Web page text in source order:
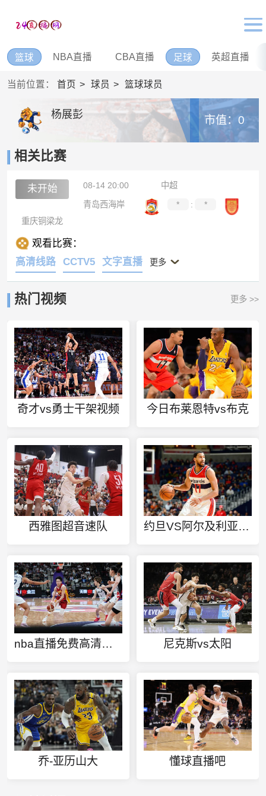
篮球 NBA直播 CBA直播 足球 英超直播
当前位置： 首页 球员 篮球球员
杨展彭 市值：0
相关比赛
未开始 08-14 20:00
中超
青岛西海岸
* :
*
重庆铜梁龙
观看比赛：
高清线路
CCTV5 文字直播 更多
热门视频 更多 >>
奇才vs勇士干架视频 今日布莱恩特vs布克
西雅图超音速队 约旦VS阿尔及利亚今日赛事直播
nba直播免费高清无插件视频直播 尼克斯vs太阳
乔-亚历山大 懂球直播吧